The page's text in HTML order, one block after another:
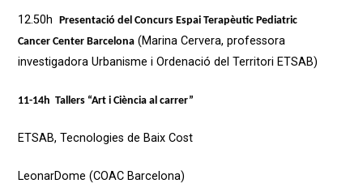
12.50h Presentació del Concurs Espai Terapèutic Pediatric
Cancer Center Barcelona(Marina Cervera, professora
investigadora Urbanisme i Ordenació del Territori ETSAB)
11-14h Tallers “Art i Ciència al carrer”
ETSAB, Tecnologies de Baix Cost
LeonarDome (COAC Barcelona)